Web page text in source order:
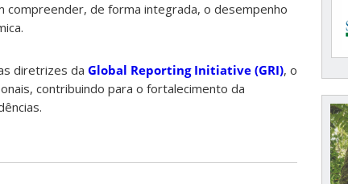
de forma integrada, o desempenho
diretrizes da Global Reporting Initiative (GRI), o
contribuindo para o fortalecimento da